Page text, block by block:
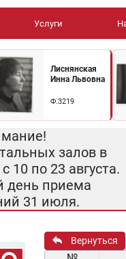
Услуги
Лиснянская
Инна Львовна
Ф.3219
залов в
10 по 23 августа.
день приема
31 июля.
Вернуться